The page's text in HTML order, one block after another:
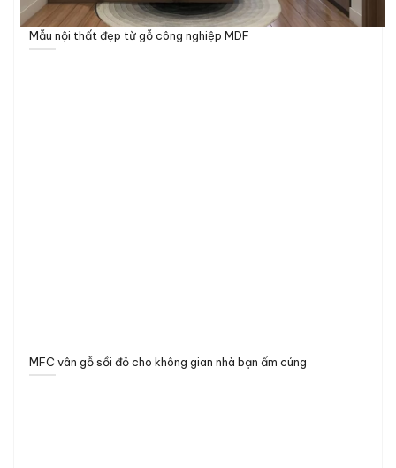
Mẫu nội thất đẹp từ gỗ công nghiệp MDF
MFC vân gỗ sồi đỏ cho không gian nhà bạn ấm cúng